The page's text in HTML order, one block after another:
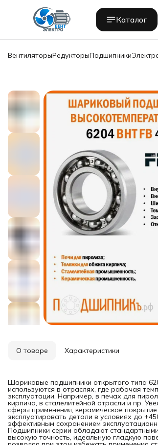
Каталог
ВентиляторыРедукторыПодшипники
О товаре Характеристики
Шариковые подшипники открытого типа
используются в отраслях, где рабочая
эксплуатации. Например, в печах для
кирпича, в сталелитейной отрасли и пр.
сферы применения, керамическое
эксплуатировать детали в условиях до
эффективным сохранением
Подшипники серии обладают
высокую точность, идеальную гладкую